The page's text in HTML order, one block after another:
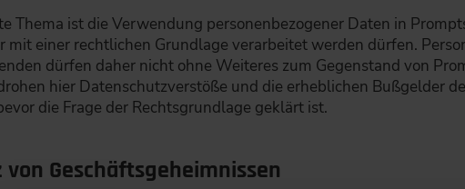
Thema ist die Verwendung personenbezogener Daten in
mit einer rechtlichen Grundlage verarbeitet werden dürfen.
dürfen daher nicht ohne Weiteres zum Gegenstand von
hier Datenschutzverstöße und die erheblichen Bußgelder
die Frage der Rechtsgrundlage geklärt ist.
von Geschäftsgeheimnissen